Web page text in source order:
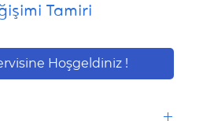
Tamiri
Hoşgeldiniz !